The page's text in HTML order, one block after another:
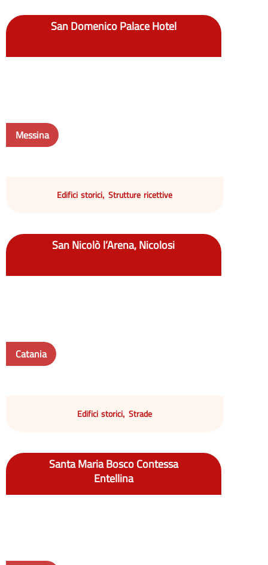
San Domenico Palace Hotel
Messina
Edifici storici,Strutture ricettive
San Nicolò l’Arena, Nicolosi
Catania
Edifici storici,Strade
Santa Maria Bosco Contessa
Entellina